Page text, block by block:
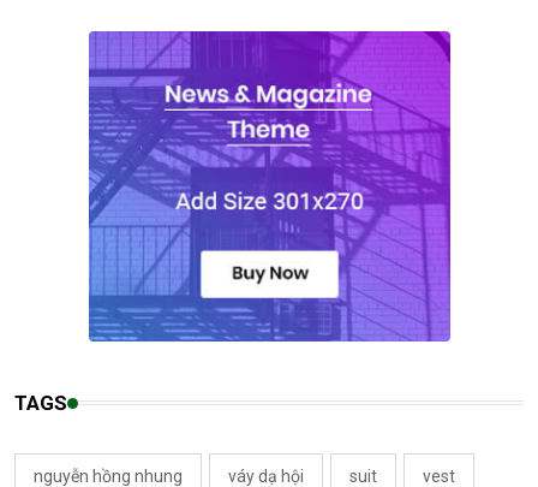
TAGS
nguyễn hồng nhung váy dạ hội suit vest